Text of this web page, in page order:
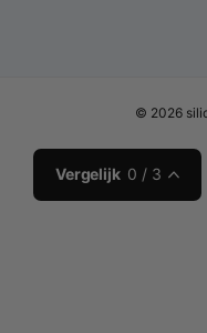
© 2026
Vergelijk 0 / 3